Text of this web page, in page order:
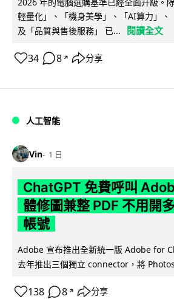
2026 年的電腦選購基準已經全面升級。
輕量化」、「機身美學」、「AI算力」、
及「品質與售後服務」 已...
閱讀全文
34 8 ↗ 分享
人工智能
Vin 1 日
ChatGPT 免費呼叫
體修圖兼整 PDF 不用開
帳號
Adobe 宣布推出全新統一版 Adobe for
去年推出三個獨立 connector，將
138 8 ↗ 分享